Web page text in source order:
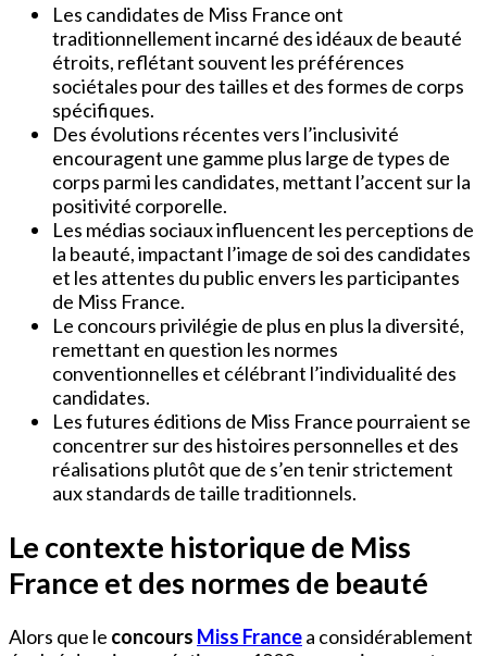
Les candidates de Miss France ont
traditionnellement incarné des idéaux de beauté
étroits, reflétant souvent les préférences
sociétales pour des tailles et des formes de corps
spécifiques.
Des évolutions récentes vers l’inclusivité
encouragent une gamme plus large de types de
corps parmi les candidates, mettant l’accent sur la
positivité corporelle.
Les médias sociaux influencent les perceptions de
la beauté, impactant l’image de soi des candidates
et les attentes du public envers les participantes
de Miss France.
Le concours privilégie de plus en plus la diversité,
remettant en question les normes
conventionnelles et célébrant l’individualité des
candidates.
Les futures éditions de Miss France pourraient se
concentrer sur des histoires personnelles et des
réalisations plutôt que de s’en tenir strictement
aux standards de taille traditionnels.
Le contexte historique de Miss
France et des normes de beauté
Alors que le concours Miss Francea considérablement